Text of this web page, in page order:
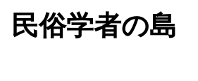
民俗学者の島